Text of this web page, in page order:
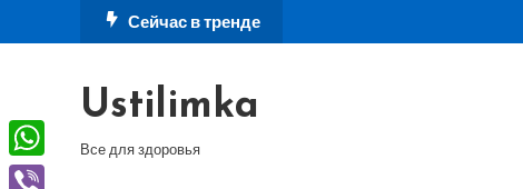
к
Сейчас в тренде
Ustilimka
Все для здоровья
WhatsApp